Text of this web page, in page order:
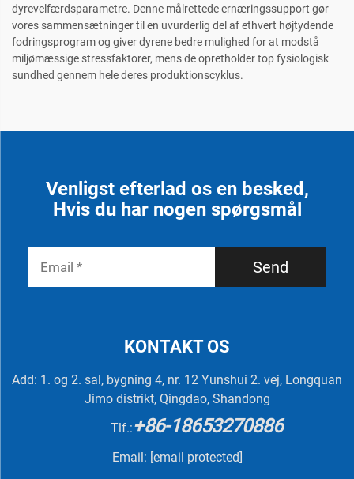
dyrevelfærdsparametre. Denne målrettede ernæringssupport gør
vores sammensætninger til en uvurderlig del af ethvert højtydende
fodringsprogram og giver dyrene bedre mulighed for at modstå
miljømæssige stressfaktorer, mens de opretholder top fysiologisk
sundhed gennem hele deres produktionscyklus.
Venligst efterlad os en besked,
Hvis du har nogen spørgsmål
Send
KONTAKT OS
Add: 1. og 2. sal, bygning 4, nr. 12 Yunshui 2. vej, Longquan
Jimo distrikt, Qingdao, Shandong
Tlf.:+86-18653270886
Email: [email protected]